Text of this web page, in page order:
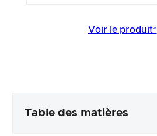
Voir le produit*
Table des matières